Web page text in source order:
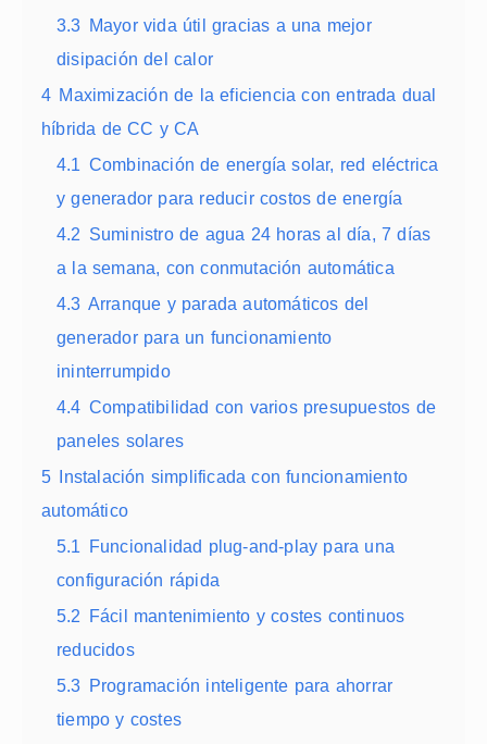
3.3 Mayor vida útil gracias a una mejor
disipación del calor
4 Maximización de la eficiencia con entrada dual
híbrida de CC y CA
4.1 Combinación de energía solar, red eléctrica
y generador para reducir costos de energía
4.2 Suministro de agua 24 horas al día, 7 días
a la semana, con conmutación automática
4.3 Arranque y parada automáticos del
generador para un funcionamiento
ininterrumpido
4.4 Compatibilidad con varios presupuestos de
paneles solares
5 Instalación simplificada con funcionamiento
automático
5.1 Funcionalidad plug-and-play para una
configuración rápida
5.2 Fácil mantenimiento y costes continuos
reducidos
5.3 Programación inteligente para ahorrar
tiempo y costes